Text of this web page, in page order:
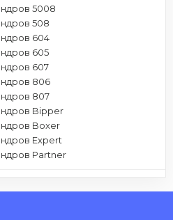
5008
508
604
605
607
806
807
Bipper
Boxer
Expert
Partner